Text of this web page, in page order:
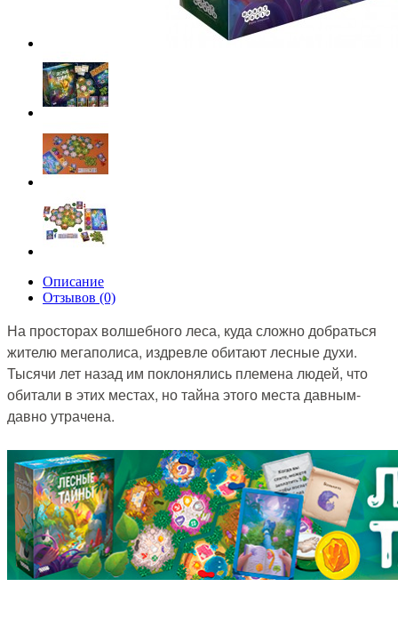
Описание
Отзывов (0)
На просторах волшебного леса, куда сложно добраться
жителю мегаполиса, издревле обитают лесные духи.
Тысячи лет назад им поклонялись племена людей, что
обитали в этих местах, но тайна этого места давным-
давно утрачена.